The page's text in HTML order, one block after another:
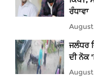
ਰੰਧਾਵਾ
ਜਲੰਧਰ
ਦੀ ਨੋਕ